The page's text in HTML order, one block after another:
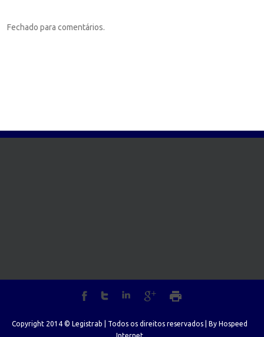
Fechado para comentários.
Copyright 2014 © Legistrab | Todos os direitos reservados | By Hospeed
Internet